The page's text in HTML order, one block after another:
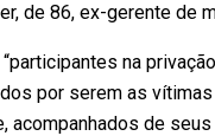
de 86, ex-gerente de
na
por serem as
acompanhados de